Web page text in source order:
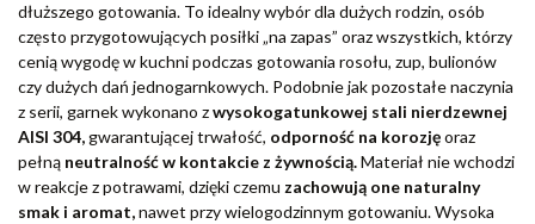
dłuższego gotowania. To idealny wybór dla dużych rodzin, osób
często przygotowujących posiłki „na zapas” oraz wszystkich, którzy
cenią wygodę w kuchni podczas gotowania rosołu, zup, bulionów
czy dużych dań jednogarnkowych. Podobnie jak pozostałe naczynia
z serii, garnek wykonano zwysokogatunkowej stali nierdzewnej
AISI 304,gwarantującej trwałość, odporność na korozjęoraz
pełną neutralność w kontakcie z żywnością.Materiał nie wchodzi
w reakcje z potrawami, dzięki czemu zachowują one naturalny
smak i aromat,nawet przy wielogodzinnym gotowaniu. Wysoka